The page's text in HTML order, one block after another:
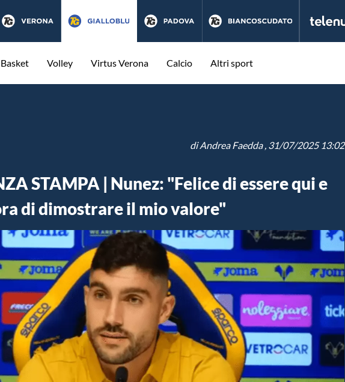
Basket Volley Virtus Verona Calcio Altri sport
diAndrea Faedda, 31/07/2025 13:02
STAMPA | Nunez: "Felice di essere qui e
di dimostrare il mio valore"